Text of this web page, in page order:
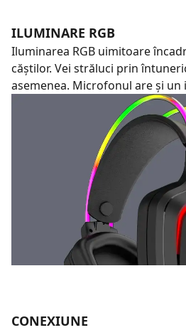
ILUMINARE RGB
Iluminarea RGB uimitoare
căștilor. Vei străluci prin
asemenea. Microfonul are și un
CONEXIUNE